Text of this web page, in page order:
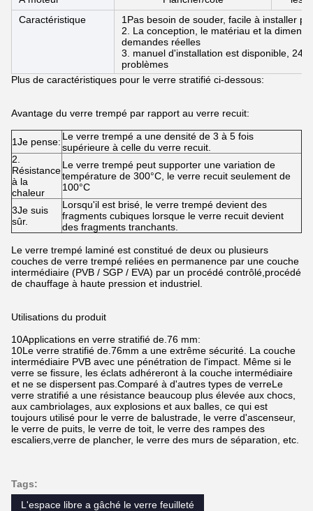
Caractéristique
1Pas besoin de souder, facile à installer
2. La conception, le matériau et la
demandes réelles
3. manuel d'installation est disponible, 24
problèmes
Plus de caractéristiques pour le verre stratifié ci-dessous:
Avantage du verre trempé par rapport au verre recuit:
1Je pense: Le verre trempé a une densité de 3 à 5 fois
supérieure à celle du verre recuit.
2.
Résistance
à la
chaleur
Le verre trempé peut supporter une variation de
température de 300°C, le verre recuit seulement de
100°C
3Je suis
sûr.
Lorsqu'il est brisé, le verre trempé devient des
fragments cubiques lorsque le verre recuit devient
des fragments tranchants.
Le verre trempé laminé est constitué de deux ou plusieurs
couches de verre trempé reliées en permanence par une couche
intermédiaire (PVB / SGP / EVA) par un procédé contrôlé,procédé
de chauffage à haute pression et industriel.
Utilisations du produit
10Applications en verre stratifié de.76 mm:
10Le verre stratifié de.76mm a une extrême sécurité. La couche
intermédiaire PVB avec une pénétration de l'impact. Même si le
verre se fissure, les éclats adhéreront à la couche intermédiaire
et ne se dispersent pas.Comparé à d'autres types de verreLe
verre stratifié a une résistance beaucoup plus élevée aux chocs,
aux cambriolages, aux explosions et aux balles, ce qui est
toujours utilisé pour le verre de balustrade, le verre d'ascenseur,
le verre de puits, le verre de toit, le verre des rampes des
escaliers,verre de plancher, le verre des murs de séparation, etc.
Tags:
L'espace libre a gâché le verre feuilleté